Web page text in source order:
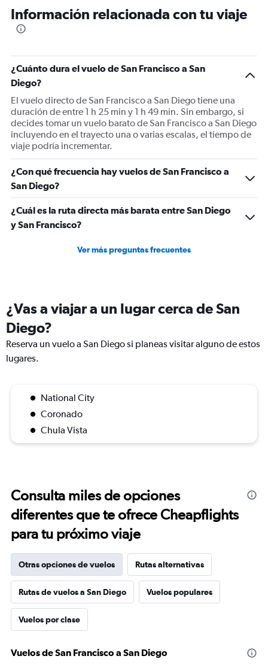
Información relacionada con tu viaje
¿Cuánto dura el vuelo de San Francisco a San
Diego?
El vuelo directo de San Francisco a San Diego tiene una
duración de entre 1 h 25 min y 1 h 49 min. Sin embargo, si
decides tomar un vuelo barato de San Francisco a San Diego
incluyendo en el trayecto una o varias escalas, el tiempo de
viaje podría incrementar.
¿Con qué frecuencia hay vuelos de San Francisco a
San Diego?
¿Cuál es la ruta directa más barata entre San Diego
y San Francisco?
Ver más preguntas frecuentes
¿Vas a viajar a un lugar cerca de San
Diego?
Reserva un vuelo a San Diego si planeas visitar alguno de estos
lugares.
National City
Coronado
Chula Vista
Consulta miles de opciones
diferentes que te ofrece Cheapflights
para tu próximo viaje
Otras opciones de vuelos Rutas alternativas
Rutas de vuelos a San Diego Vuelos populares
Vuelos por clase
Vuelos de San Francisco a San Diego